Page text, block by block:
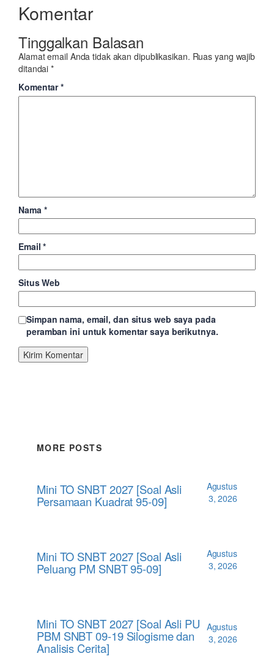
Komentar
Tinggalkan Balasan
Alamat email Anda tidak akan dipublikasikan. Ruas yang wajib
ditandai*
Komentar*
Nama *
Email*
Situs Web
Simpan nama, email, dan situs web saya pada
peramban ini untuk komentar saya berikutnya.
MORE POSTS
Mini TO SNBT 2027 [Soal Asli
Persamaan Kuadrat 95-09]
Agustus
3, 2026
Mini TO SNBT 2027 [Soal Asli
Peluang PM SNBT 95-09]
Agustus
3, 2026
Mini TO SNBT 2027 [Soal Asli PU
PBM SNBT 09-19 Silogisme dan
Analisis Cerita]
Agustus
3, 2026